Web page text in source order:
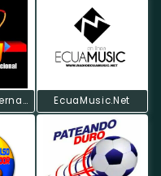
Radio Play Internacional EcuaMusic.Net